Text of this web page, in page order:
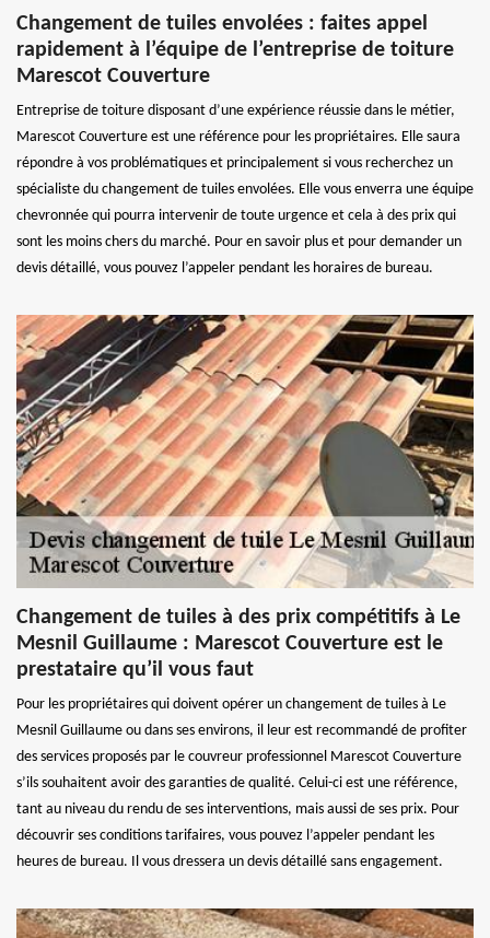
Changement de tuiles envolées : faites appel
rapidement à l’équipe de l’entreprise de toiture
Marescot Couverture
Entreprise de toiture disposant d’une expérience réussie dans le métier,
Marescot Couverture est une référence pour les propriétaires. Elle saura
répondre à vos problématiques et principalement si vous recherchez un
spécialiste du changement de tuiles envolées. Elle vous enverra une équipe
chevronnée qui pourra intervenir de toute urgence et cela à des prix qui
sont les moins chers du marché. Pour en savoir plus et pour demander un
devis détaillé, vous pouvez l’appeler pendant les horaires de bureau.
Changement de tuiles à des prix compétitifs à Le
Mesnil Guillaume : Marescot Couverture est le
prestataire qu’il vous faut
Pour les propriétaires qui doivent opérer un changement de tuiles à Le
Mesnil Guillaume ou dans ses environs, il leur est recommandé de profiter
des services proposés par le couvreur professionnel Marescot Couverture
s’ils souhaitent avoir des garanties de qualité. Celui-ci est une référence,
tant au niveau du rendu de ses interventions, mais aussi de ses prix. Pour
découvrir ses conditions tarifaires, vous pouvez l’appeler pendant les
heures de bureau. Il vous dressera un devis détaillé sans engagement.